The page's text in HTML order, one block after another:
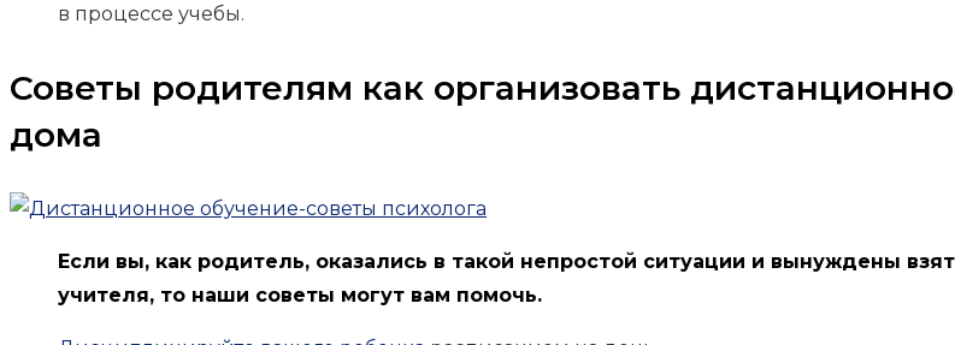
в процессе учебы.
Советы родителям как организовать
дома
Если вы, как родитель, оказались в такой непростой ситуации и вынуждены
учителя, то наши советы могут вам помочь.